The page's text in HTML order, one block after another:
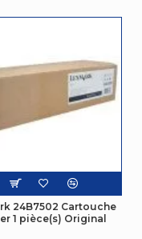
24B7502 Cartouche
1 pièce(s) Original